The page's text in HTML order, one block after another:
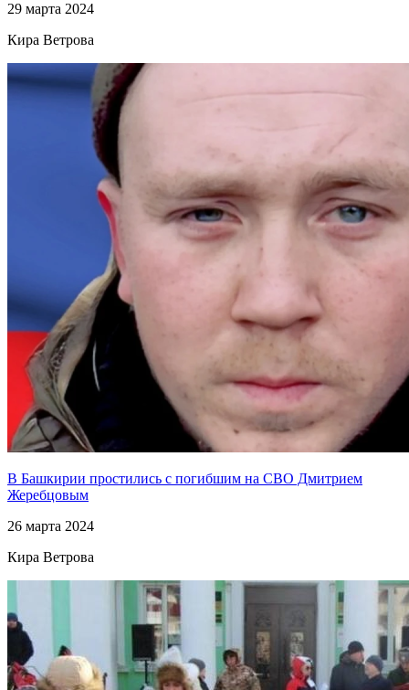
29 марта 2024
Кира Ветрова
В Башкирии простились с погибшим на СВО Дмитрием
Жеребцовым
26 марта 2024
Кира Ветрова